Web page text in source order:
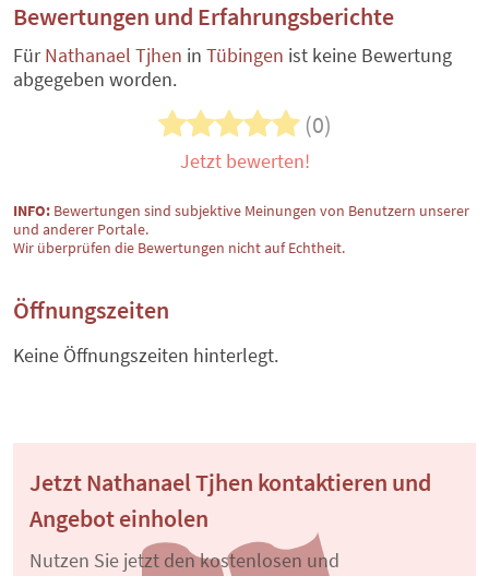
Bewertungen und Erfahrungsberichte
FürNathanael Tjhen in Tübingen ist keine Bewertung
abgegeben worden.
(0)
Jetzt bewerten!
INFO: Bewertungen sind subjektive Meinungen von Benutzern unserer
und anderer Portale.
Wir überprüfen die Bewertungen nicht auf Echtheit.
Öffnungszeiten
Keine Öffnungszeiten hinterlegt.
Jetzt Nathanael Tjhen kontaktieren und
Angebot einholen
Nutzen Sie jetzt den kostenlosen und